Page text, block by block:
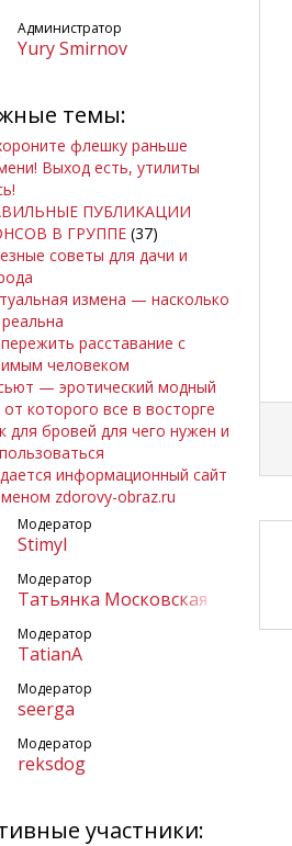
Администратор
Yury Smirnov
темы:
флешку раньше
Выход есть, утилиты
ПУБЛИКАЦИИ
В ГРУППЕ (37)
советы для дачи и
измена — насколько
расставание с
человеком
— эротический модный
от которого все в восторге
для бровей для чего нужен и
информационный сайт
zdorovy-obraz.ru
Модератор
Stimyl
Модератор
Татьянка Московская
Модератор
TatianA
Модератор
seerga
Модератор
reksdog
участники: